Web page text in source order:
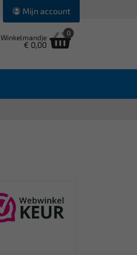
Mijn account
Winkelmandje
€ 0,00
0